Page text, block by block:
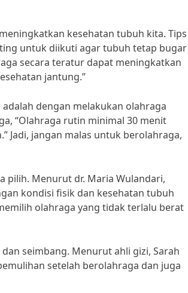
kesehatan tubuh kita. Tips
untuk diikuti agar tubuh tetap bugar
secara teratur dapat meningkatkan
jantung.”
dengan melakukan olahraga
“Olahraga rutin minimal 30 menit
Jadi, jangan malas untuk berolahraga,
pilih. Menurut dr. Maria Wulandari,
kondisi fisik dan kesehatan tubuh
olahraga yang tidak terlalu berat
seimbang. Menurut ahli gizi, Sarah
setelah berolahraga dan juga